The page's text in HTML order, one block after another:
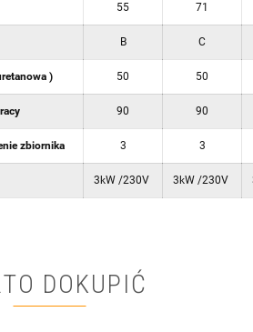
55 71
B C
) 50 50
90 90
zbiornika 3 3
3kW /230V 3kW /230V
DOKUPIĆ